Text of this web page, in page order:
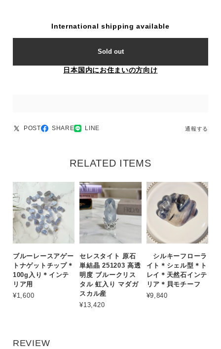
International shipping available
Sold out
日本国内にお住まいの方向け
POST SHARE LINE 通報する
RELATED ITEMS
ブルーレースアゲー
トナゲットチップ＊
100g入り＊インテ
リア用
¥1,600
セレスタイト 原石
単結晶 251203 高透
明度 ブルークリス
タル 虹入り マダガ
スカル産
¥13,420
シルキーフローラ
イト＊シェル型＊ト
レイ＊天然石インテ
リア＊貝モチーフ
¥9,840
REVIEW